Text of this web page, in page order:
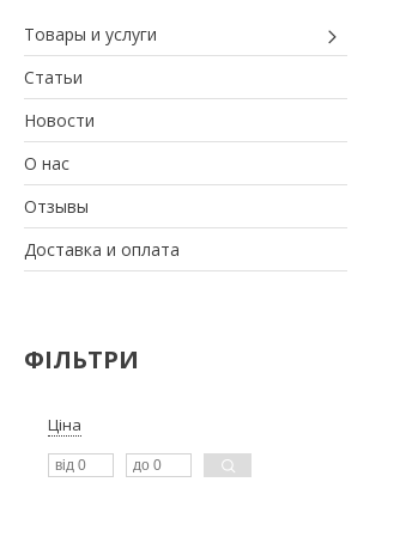
Товары и услуги
Статьи
Новости
О нас
Отзывы
Доставка и оплата
ФІЛЬТРИ
Ціна